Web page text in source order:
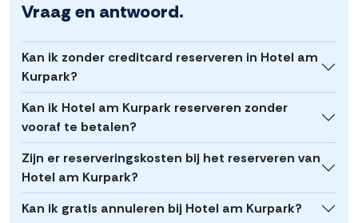
Vraag en antwoord.
Kan ik zonder creditcard reserveren in Hotel am
Kurpark?
Kan ik Hotel am Kurpark reserveren zonder
vooraf te betalen?
Zijn er reserveringskosten bij het reserveren van
Hotel am Kurpark?
Kan ik gratis annuleren bij Hotel am Kurpark?